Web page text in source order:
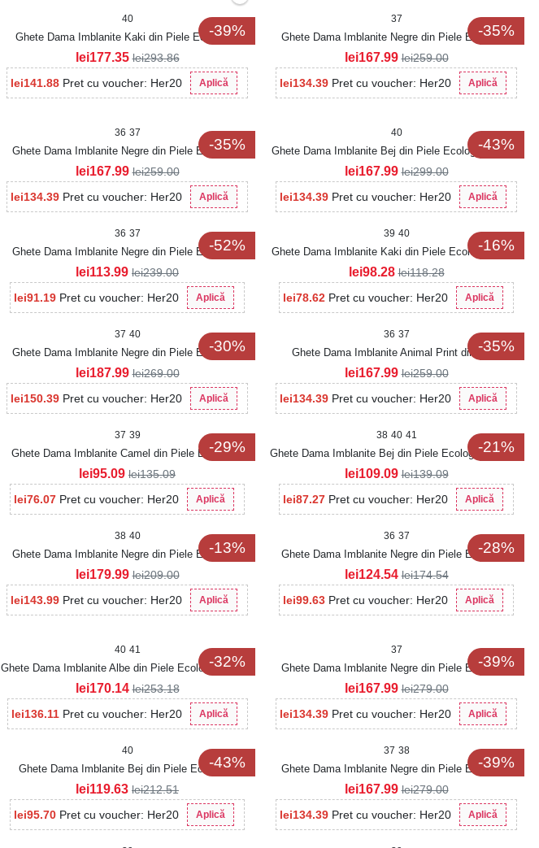
-39%
40
Ghete Dama Imblanite Kaki din Piele Ecologica
Intoarsa Hatley
lei141.88 Pret cu voucher: Her20 Aplică
lei177.35 lei293.86
-35%
37
Ghete Dama Imblanite Negre din Piele Ecologica
Kyomi
lei134.39 Pret cu voucher: Her20 Aplică
lei167.99 lei259.00
-35%
36 37
Ghete Dama Imblanite Negre din Piele Ecologica
Intoarsa Robyn
lei134.39 Pret cu voucher: Her20 Aplică
lei167.99 lei259.00
-43%
40
Ghete Dama Imblanite Bej din Piele Ecologica Lucya
lei134.39 Pret cu voucher: Her20 Aplică
lei167.99 lei299.00
-52%
36 37
Ghete Dama Imblanite Negre din Piele Ecologica
Kateryna
lei91.19 Pret cu voucher: Her20 Aplică
lei113.99 lei239.00
-16%
39 40
Ghete Dama Imblanite Kaki din Piele Ecologica Alise
lei78.62 Pret cu voucher: Her20 Aplică
lei98.28 lei118.28
-30%
37 40
Ghete Dama Imblanite Negre din Piele Ecologica
Lelay
lei150.39 Pret cu voucher: Her20 Aplică
lei187.99 lei269.00
-35%
36 37
Ghete Dama Imblanite Animal Print din Piele
Ecologica Intoarsa Robyn
lei134.39 Pret cu voucher: Her20 Aplică
lei167.99 lei259.00
-29%
37 39
Ghete Dama Imblanite Camel din Piele Ecologica
Intoarsa Haile
lei76.07 Pret cu voucher: Her20 Aplică
lei95.09 lei135.09
-21%
38 40 41
Ghete Dama Imblanite Bej din Piele Ecologica Braylin
lei87.27 Pret cu voucher: Her20 Aplică
lei109.09 lei139.09
-13%
38 40
Ghete Dama Imblanite Negre din Piele Ecologica
Tabacita Emaira
lei143.99 Pret cu voucher: Her20 Aplică
lei179.99 lei209.00
-28%
36 37
Ghete Dama Imblanite Negre din Piele Ecologica
Whitley
lei99.63 Pret cu voucher: Her20 Aplică
lei124.54 lei174.54
-32%
40 41
Ghete Dama Imblanite Albe din Piele Ecologica Khodi
lei136.11 Pret cu voucher: Her20 Aplică
lei170.14 lei253.18
-39%
37
Ghete Dama Imblanite Negre din Piele Ecologica
Intoarsa Aurelae2
lei134.39 Pret cu voucher: Her20 Aplică
lei167.99 lei279.00
-43%
40
Ghete Dama Imblanite Bej din Piele Ecologica
Intoarsa Halei
lei95.70 Pret cu voucher: Her20 Aplică
lei119.63 lei212.51
-39%
37 38
Ghete Dama Imblanite Negre din Piele Ecologica
Intoarsa Divno2
lei134.39 Pret cu voucher: Her20 Aplică
lei167.99 lei279.00